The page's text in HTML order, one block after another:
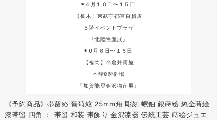
◉４月１０日〜１５日
【栃木】東武宇都宮百貨店
５階イベントプラザ
『北陸物産展』
◉６月６日〜１５日
【福岡】小倉井筒屋
本館8階催場
『加賀能登金沢物産展』
《予約商品》帯留め 葡萄紋 25mm角 彫刻 螺鈿 銀蒔絵 純金蒔絵
漆帯留 四角 ： 帯留 和装 帯飾り 金沢漆器 伝統工芸 蒔絵ジュエ